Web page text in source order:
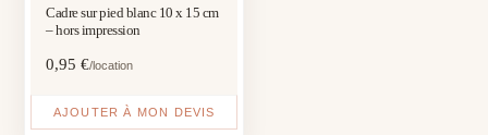
Cadre sur pied blanc 10 x 15 cm
– hors impression
0,95€/location
AJOUTER À MON DEVIS